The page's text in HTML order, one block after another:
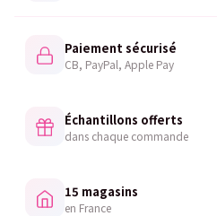
Paiement sécurisé
CB, PayPal, Apple Pay
Échantillons offerts
dans chaque commande
15 magasins
en France